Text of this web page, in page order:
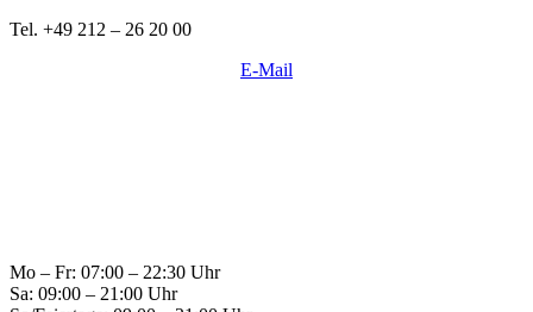
Tel. +49 212 – 26 20 00
E-Mail
Mo – Fr: 07:00 – 22:30 Uhr
Sa: 09:00 – 21:00 Uhr